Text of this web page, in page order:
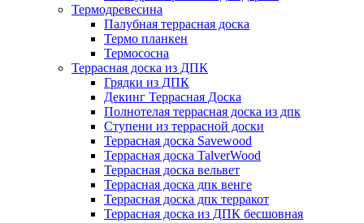
Термодревесина
Палубная террасная доска
Термо планкен
Термососна
Террасная доска из ДПК
Грядки из ДПК
Декинг Террасная Доска
Полнотелая террасная доска из дпк
Ступени из террасной доски
Террасная доска Savewood
Террасная доска TalverWood
Террасная доска вельвет
Террасная доска дпк венге
Террасная доска дпк терракот
Террасная доска из ДПК бесшовная